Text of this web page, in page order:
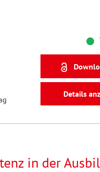
Details
in der